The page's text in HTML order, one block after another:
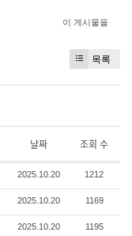
이 게시물을
목록
날짜 조회 수
2025.10.20 1212
2025.10.20 1169
2025.10.20 1195